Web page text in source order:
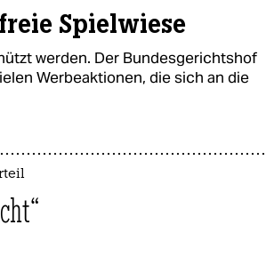
Spielwiese
werden. Der Bundesgerichtshof
Werbeaktionen, die sich an die